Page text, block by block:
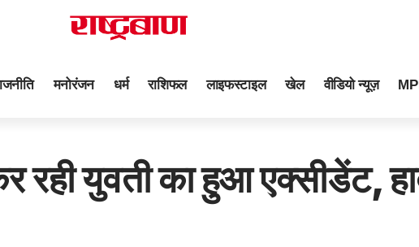
मनोरंजन धर्म राशिफल लाइफस्टाइल खेल वीडियो न्यूज़
रही युवती का हुआ एक्सीडेंट,